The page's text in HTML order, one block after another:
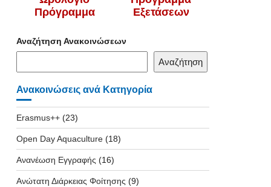
Πρόγραμμα
Εξετάσεων
Αναζήτηση Ανακοινώσεων
Αναζήτηση
Ανακοινώσεις ανά Κατηγορία
Erasmus++(23)
Open Day Aquaculture(18)
Ανανέωση Εγγραφής (16)
Ανώτατη Διάρκειας Φοίτησης (9)